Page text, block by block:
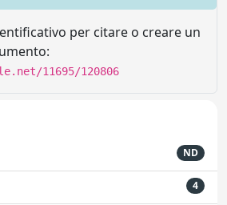
per citare o creare un
11695/120806
ND
4